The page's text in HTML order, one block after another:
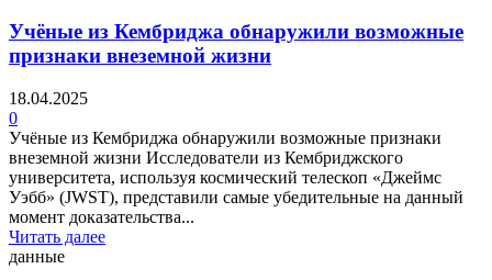
Учёные из Кембриджа обнаружили возможные
признаки внеземной жизни
18.04.2025
0
Учёные из Кембриджа обнаружили возможные признаки
внеземной жизни Исследователи из Кембриджского
университета, используя космический телескоп «Джеймс
Уэбб» (JWST), представили самые убедительные на данный
момент доказательства...
Читать далее
данные